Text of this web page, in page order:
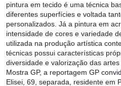
pintura em tecido é uma técnica
diferentes superfícies e voltada
personalizados. Já a pintura em
intensidade de cores e variedade
utilizada na produção artística
técnicas possui características
diversidade e valorização das
Mostra GP, a reportagem GP
Elisei, 69, separada, residente em